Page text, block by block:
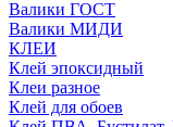
Валики ГОСТ
Валики МИДИ
КЛЕИ
Клей эпоксидный
Клеи разное
Клей для обоев